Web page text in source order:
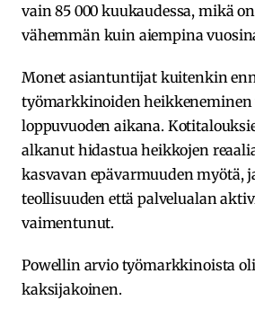
vain 85 000 kuukaudessa, mikä
vähemmän kuin aiempina
Monet asiantuntijat kuitenkin
työmarkkinoiden heikkeneminen
loppuvuoden aikana.
alkanut hidastua heikkojen
kasvavan epävarmuuden myötä,
teollisuuden että palvelualan
vaimentunut.
Powellin arvio työmarkkinoista
kaksijakoinen.